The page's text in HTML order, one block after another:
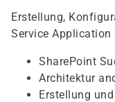
Erstellung,
Service Application
SharePoint
Architektur
Erstellung